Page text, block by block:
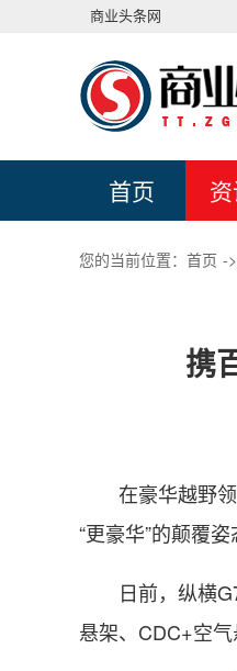
商业头条网
首页
您的当前位置： 首页 ->
携
在豪华越野
“更豪华”的颠覆
日前，纵横
悬架、CDC+空